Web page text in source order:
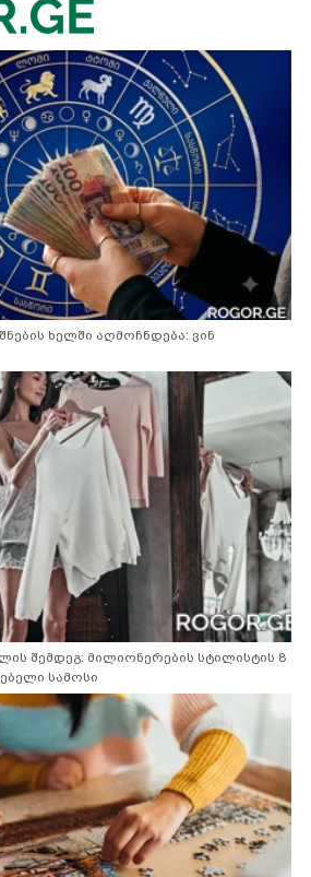
ხელში აღმოჩნდება: ვინ
შემდეგ: მილიონერების სტილისტის 8
სამოსი